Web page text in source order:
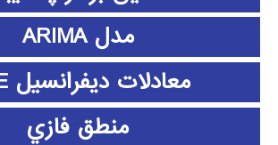
مدل ARIMA
معادلات دیفرانسیل ODE
منطق فازي